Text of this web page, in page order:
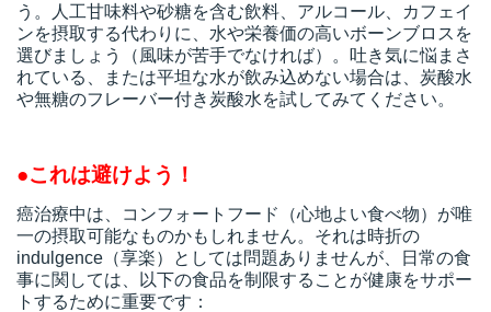
う。人工甘味料や砂糖を含む飲料、アルコール、カフェイ
ンを摂取する代わりに、水や栄養価の高いボーンブロスを
選びましょう（風味が苦手でなければ）。吐き気に悩まさ
れている、または平坦な水が飲み込めない場合は、炭酸水
や無糖のフレーバー付き炭酸水を試してみてください。
●これは避けよう！
癌治療中は、コンフォートフード（心地よい食べ物）が唯
一の摂取可能なものかもしれません。それは時折の
indulgence（享楽）としては問題ありませんが、日常の食
事に関しては、以下の食品を制限することが健康をサポー
トするために重要です：